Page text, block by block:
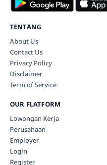
TENTANG
About Us
Contact Us
Privacy Policy
Disclaimer
Term of Service
OUR FLATFORM
Lowongan Kerja
Perusahaan
Employer
Login
Register